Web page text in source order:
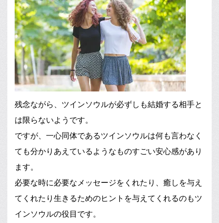
残念ながら、ツインソウルが必ずしも結婚する相手と
は限らないようです。
ですが、一心同体であるツインソウルは何も言わなく
ても分かりあえているようなものすごい安心感があり
ます。
必要な時に必要なメッセージをくれたり、癒しを与え
てくれたり生きるためのヒントを与えてくれるのもツ
インソウルの役目です。